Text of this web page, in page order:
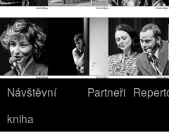
Návštěvní
kniha
Partneři